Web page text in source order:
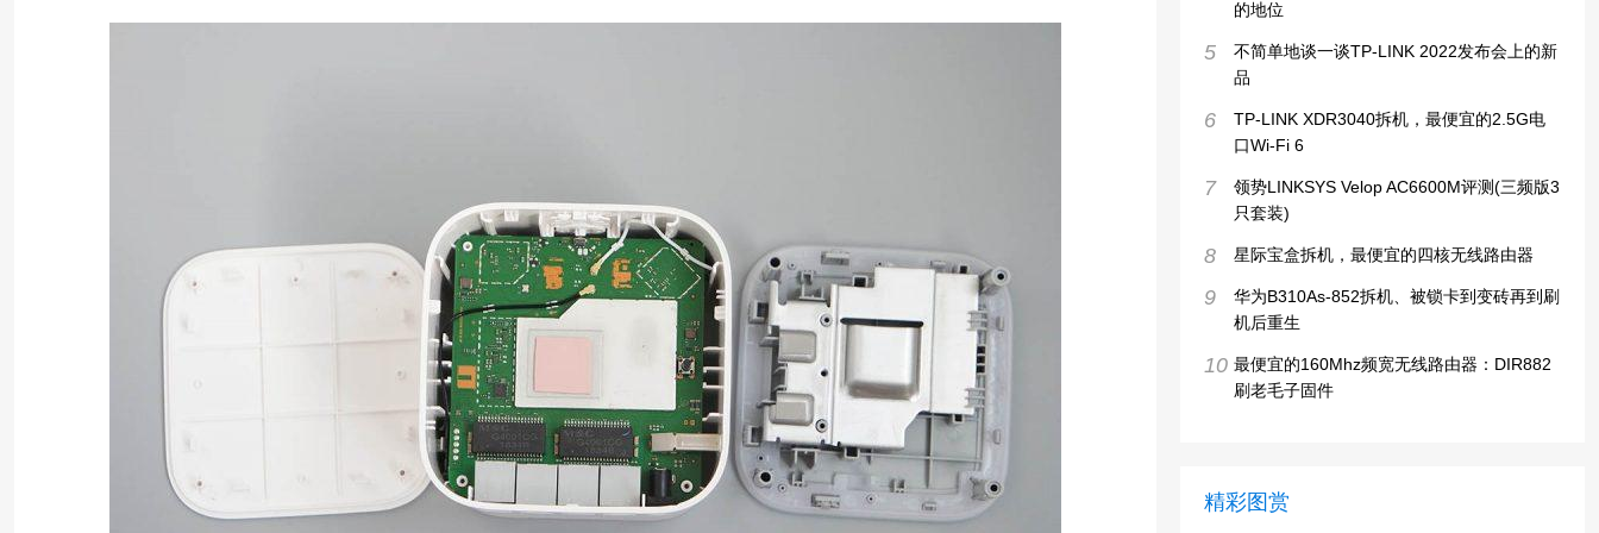
的地位
5
不简单地谈一谈TP-LINK 2022发布会上的新
品
6
TP-LINK XDR3040拆机，最便宜的2.5G电
口Wi-Fi 6
7
领势LINKSYS Velop AC6600M评测(三频版3
只套装)
8 星际宝盒拆机，最便宜的四核无线路由器
9
华为B310As-852拆机、被锁卡到变砖再到刷
机后重生
10 最便宜的160Mhz频宽无线路由器：DIR882
刷老毛子固件
精彩图赏